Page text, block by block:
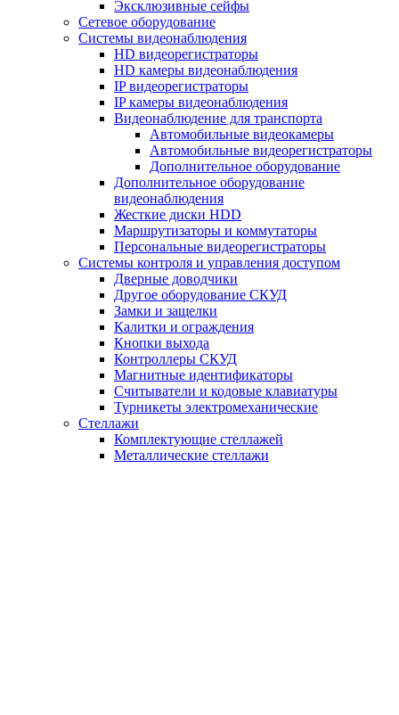
Эксклюзивные сейфы
Сетевое оборудование
Системы видеонаблюдения
HD видеорегистраторы
HD камеры видеонаблюдения
IP видеорегистраторы
IP камеры видеонаблюдения
Видеонаблюдение для транспорта
Автомобильные видеокамеры
Автомобильные видеорегистраторы
Дополнительное оборудование
Дополнительное оборудование
видеонаблюдения
Жесткие диски HDD
Маршрутизаторы и коммутаторы
Персональные видеорегистраторы
Системы контроля и управления доступом
Дверные доводчики
Другое оборудование СКУД
Замки и защелки
Калитки и ограждения
Кнопки выхода
Контроллеры СКУД
Магнитные идентификаторы
Считыватели и кодовые клавиатуры
Турникеты электромеханические
Стеллажи
Комплектующие стеллажей
Металлические стеллажи